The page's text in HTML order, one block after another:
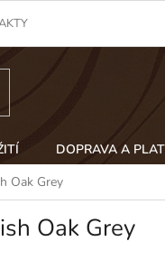
DOPRAVA A
Oak Grey
Oak Grey